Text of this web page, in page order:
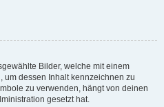
Bilder, welche mit einem
um dessen Inhalt kennzeichnen zu
zu verwenden, hängt von deinen
gesetzt hat.